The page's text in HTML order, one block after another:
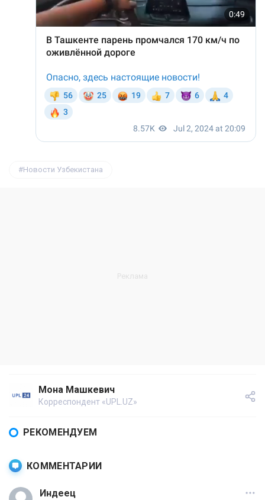
Новости Узбекистана
Мона Машкевич
Корреспондент «UPL.UZ»
РЕКОМЕНДУЕМ
КОММЕНТАРИИ
Индеец